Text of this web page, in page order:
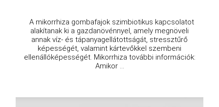
A mikorrhiza gombafajok szimbiotikus kapcsolatot
alakítanak ki a gazdanövénnyel, amely megnöveli
annak víz- és tápanyagellátottságát, stressztűrő
képességét, valamint kártevőkkel szembeni
ellenállóképességét. Mikorrhiza további információk:
Amikor ...